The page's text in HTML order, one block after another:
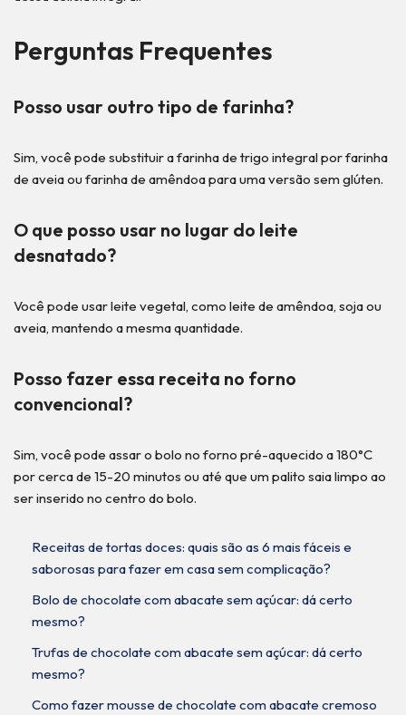
Perguntas Frequentes
Posso usar outro tipo de farinha?
Sim, você pode substituir a farinha de trigo integral por farinha
de aveia ou farinha de amêndoa para uma versão sem glúten.
O que posso usar no lugar do leite
desnatado?
Você pode usar leite vegetal, como leite de amêndoa, soja ou
aveia, mantendo a mesma quantidade.
Posso fazer essa receita no forno
convencional?
Sim, você pode assar o bolo no forno pré-aquecido a 180°C
por cerca de 15-20 minutos ou até que um palito saia limpo ao
ser inserido no centro do bolo.
Receitas de tortas doces: quais são as 6 mais fáceis e
saborosas para fazer em casa sem complicação?
Bolo de chocolate com abacate sem açúcar: dá certo
mesmo?
Trufas de chocolate com abacate sem açúcar: dá certo
mesmo?
Como fazer mousse de chocolate com abacate cremoso